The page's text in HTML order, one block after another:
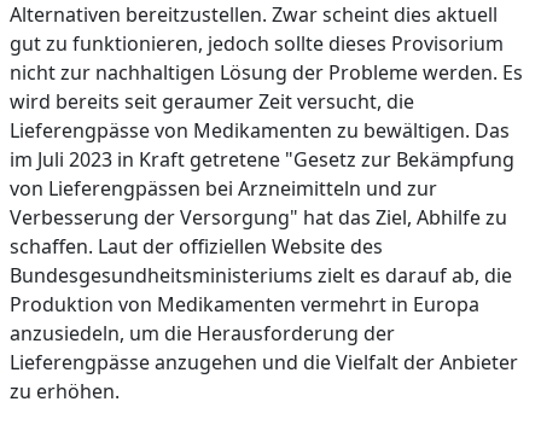
Alternativen bereitzustellen. Zwar scheint dies aktuell
gut zu funktionieren, jedoch sollte dieses Provisorium
nicht zur nachhaltigen Lösung der Probleme werden. Es
wird bereits seit geraumer Zeit versucht, die
Lieferengpässe von Medikamenten zu bewältigen. Das
im Juli 2023 in Kraft getretene "Gesetz zur Bekämpfung
von Lieferengpässen bei Arzneimitteln und zur
Verbesserung der Versorgung" hat das Ziel, Abhilfe zu
schaffen. Laut der offiziellen Website des
Bundesgesundheitsministeriums zielt es darauf ab, die
Produktion von Medikamenten vermehrt in Europa
anzusiedeln, um die Herausforderung der
Lieferengpässe anzugehen und die Vielfalt der Anbieter
zu erhöhen.